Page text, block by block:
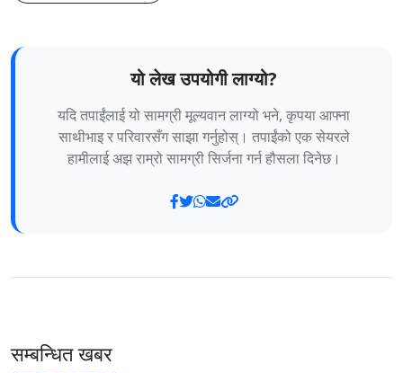
यो लेख उपयोगी लाग्यो?
यदि तपाईंलाई यो सामग्री मूल्यवान लाग्यो भने, कृपया आफ्ना
साथीभाइ र परिवारसँग साझा गर्नुहोस्। तपाईंको एक सेयरले
हामीलाई अझ राम्रो सामग्री सिर्जना गर्न हौसला दिनेछ।
सम्बन्धित खबर